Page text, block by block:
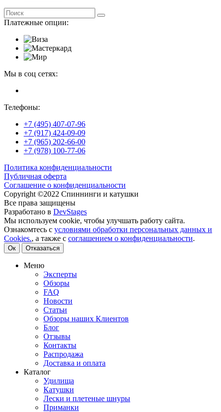
Платежные опции:
Мы в соц сетях:
Телефоны:
+7 (495) 407-07-96
+7 (917) 424-09-09
+7 (965) 202-66-00
+7 (978) 100-77-06
Политика конфиденциальности
Публичная оферта
Соглашение о конфиденциальности
Copyright ©2022 Спиннинги и катушки
Все права защищены
Разработано в DevStages
Мы используем cookie, чтобы улучшать работу сайта.
Ознакомтесь с условиями обработки персональных данных и
Cookies., а также с соглашением о конфиденциальности.
Ок Отказаться
Меню
Эксперты
Обзоры
FAQ
Новости
Статьи
Обзоры наших Клиентов
Блог
Отзывы
Контакты
Распродажа
Доставка и оплата
Каталог
Удилища
Катушки
Лески и плетеные шнуры
Приманки